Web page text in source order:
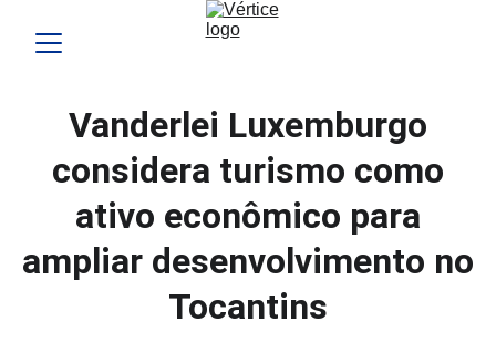
Vanderlei Luxemburgo
considera turismo como
ativo econômico para
ampliar desenvolvimento no
Tocantins